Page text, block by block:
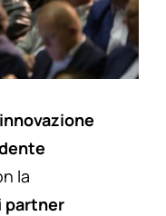
innovazione
la
partner